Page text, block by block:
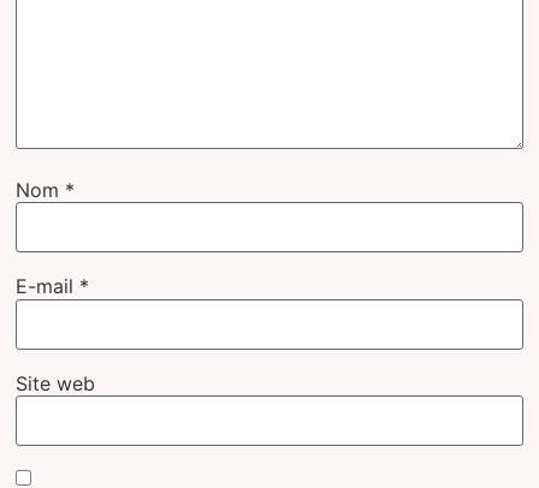
Nom *
E-mail *
Site web